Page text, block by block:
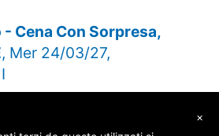
Cena Con Sorpresa,
, Mer 24/03/27,
×